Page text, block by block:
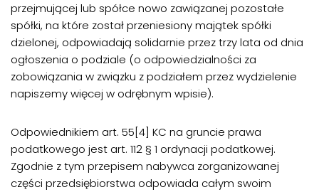
przejmującej lub spółce nowo zawiązanej pozostałe
spółki, na które został przeniesiony majątek spółki
dzielonej, odpowiadają solidarnie przez trzy lata od dnia
ogłoszenia o podziale (o odpowiedzialności za
zobowiązania w związku z podziałem przez wydzielenie
napiszemy więcej w odrębnym wpisie).
Odpowiednikiem art. 55[4] KC na gruncie prawa
podatkowego jest art. 112 § 1 ordynacji podatkowej.
Zgodnie z tym przepisem nabywca zorganizowanej
części przedsiębiorstwa odpowiada całym swoim